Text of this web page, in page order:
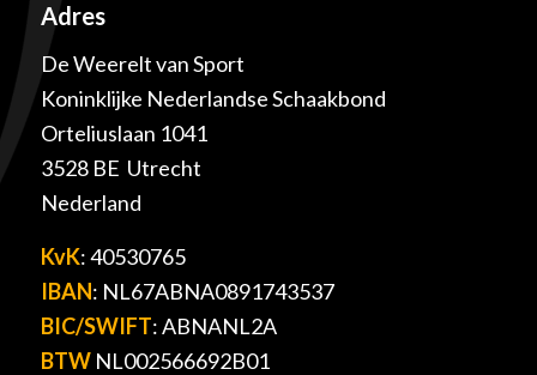
Adres
De Weerelt van Sport
Koninklijke Nederlandse Schaakbond
Orteliuslaan 1041
3528 BE Utrecht
Nederland
KvK: 40530765
IBAN: NL67ABNA0891743537
BIC/SWIFT: ABNANL2A
BTWNL002566692B01